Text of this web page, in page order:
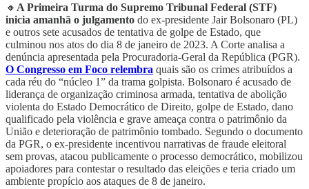
🔸 A Primeira Turma do Supremo Tribunal Federal (STF)
inicia amanhã o julgamento do ex-presidente Jair Bolsonaro (PL)
e outros sete acusados de tentativa de golpe de Estado, que
culminou nos atos do dia 8 de janeiro de 2023. A Corte analisa a
denúncia apresentada pela Procuradoria-Geral da República (PGR).
O Congresso em Foco relembra quais são os crimes atribuídos a
cada réu do “núcleo 1” da trama golpista. Bolsonaro é acusado de
liderança de organização criminosa armada, tentativa de abolição
violenta do Estado Democrático de Direito, golpe de Estado, dano
qualificado pela violência e grave ameaça contra o patrimônio da
União e deterioração de patrimônio tombado. Segundo o documento
da PGR, o ex-presidente incentivou narrativas de fraude eleitoral
sem provas, atacou publicamente o processo democrático, mobilizou
apoiadores para contestar o resultado das eleições e teria criado um
ambiente propício aos ataques de 8 de janeiro.